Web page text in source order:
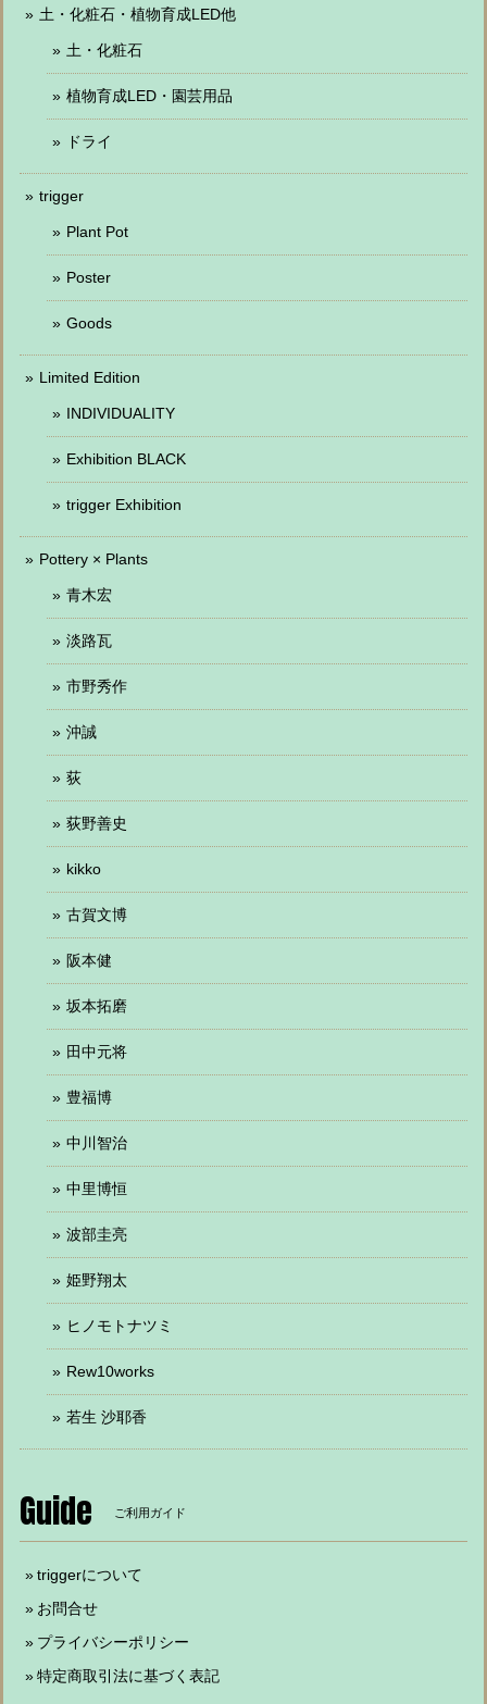
土・化粧石・植物育成LED他
土・化粧石
植物育成LED・園芸用品
ドライ
trigger
Plant Pot
Poster
Goods
Limited Edition
INDIVIDUALITY
Exhibition BLACK
trigger Exhibition
Pottery × Plants
青木宏
淡路瓦
市野秀作
沖誠
荻
荻野善史
kikko
古賀文博
阪本健
坂本拓磨
田中元将
豊福博
中川智治
中里博恒
波部圭亮
姫野翔太
ヒノモトナツミ
Rew10works
若生 沙耶香
Guide ご利用ガイド
triggerについて
お問合せ
プライバシーポリシー
特定商取引法に基づく表記